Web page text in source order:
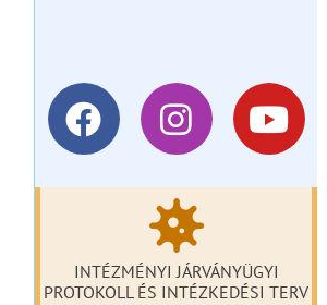
INTÉZMÉNYI JÁRVÁNYÜGYI
PROTOKOLL ÉS INTÉZKEDÉSI TERV